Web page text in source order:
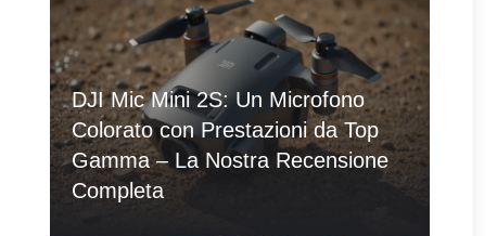
DJI Mic Mini 2S: Un Microfono
Colorato con Prestazioni da Top
Gamma – La Nostra Recensione
Completa